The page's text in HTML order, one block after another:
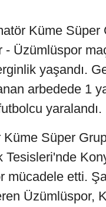
Küme Süper
Üzümlüspor
yaşandı.
arbedede 1
yaralandı.
Süper
Tesisleri'nde
mücadele etti.
Üzümlüspor,